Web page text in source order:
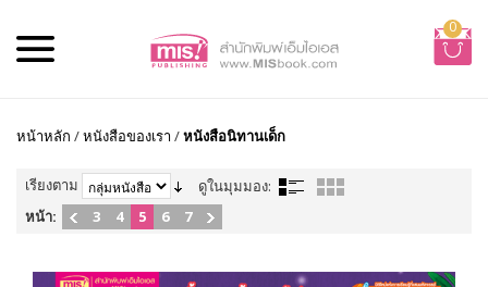
0
หน้าหลัก /หนังสือของเรา /หนังสือนิทานเด็ก
เรียงตาม
ดูในมุมมอง:
หน้า:
3 4 5 6 7